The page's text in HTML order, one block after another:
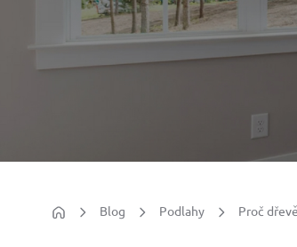
Blog Podlahy Proč